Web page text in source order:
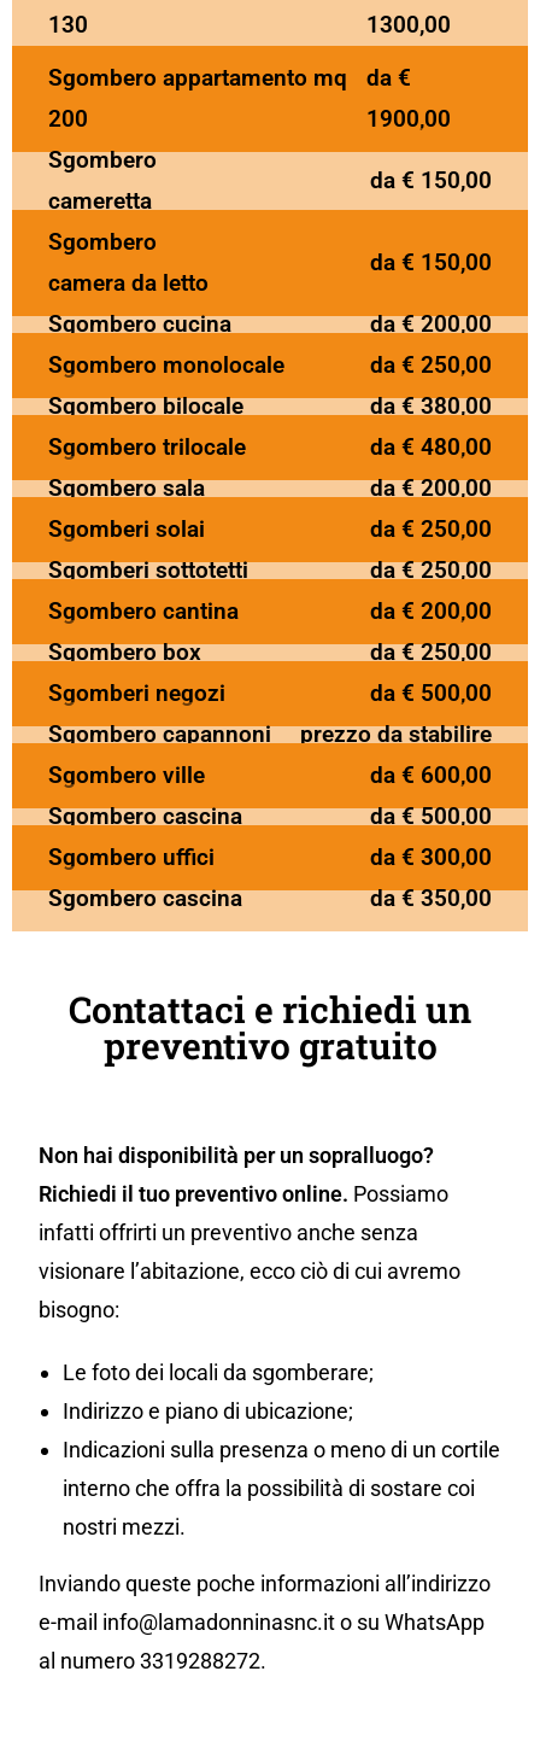
130
1300,00
Sgombero appartamento mq
200
da €
1900,00
Sgombero
cameretta
da € 150,00
Sgombero
camera da letto
da € 150,00
Sgombero cucina
da € 200,00
Sgombero monolocale
da € 250,00
Sgombero bilocale
da € 380,00
Sgombero trilocale
da € 480,00
Sgombero sala
da € 200,00
Sgomberi solai
da € 250,00
Sgomberi sottotetti
da € 250,00
Sgombero cantina
da € 200,00
Sgombero box
da € 250,00
Sgomberi negozi
da € 500,00
Sgombero capannoni
prezzo da stabilire
Sgombero ville
da € 600,00
Sgombero cascina
da € 500,00
Sgombero uffici
da € 300,00
Sgombero cascina
da € 350,00
Contattaci e richiedi un
preventivo gratuito
Non hai disponibilità per un sopralluogo?
Richiedi il tuo preventivo online. Possiamo
infatti offrirti un preventivo anche senza
visionare l’abitazione, ecco ciò di cui avremo
bisogno:
Le foto dei locali da sgomberare;
Indirizzo e piano di ubicazione;
Indicazioni sulla presenza o meno di un cortile
interno che offra la possibilità di sostare coi
nostri mezzi.
Inviando queste poche informazioni all’indirizzo
e-mail info@lamadonninasnc.it o su WhatsApp
al numero 3319288272.